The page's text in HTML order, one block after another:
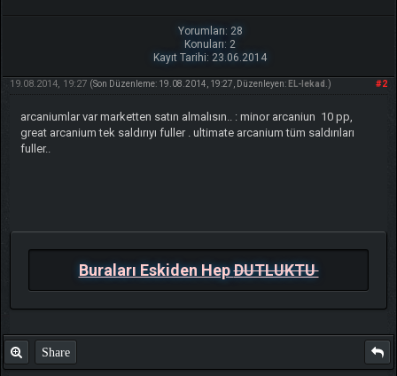
Yorumları: 28
Konuları: 2
Kayıt Tarihi: 23.06.2014
#2
19.08.2014, 19:27 (Son Düzenleme: 19.08.2014, 19:27, Düzenleyen: EL-lekad .)
arcaniumlar var marketten satın almalısın.. : minor arcaniun 10 pp,
great arcanium tek saldırıyı fuller . ultimate arcanium tüm saldırıları
fuller..
Buraları Eskiden HepDUTLUKTU
Share